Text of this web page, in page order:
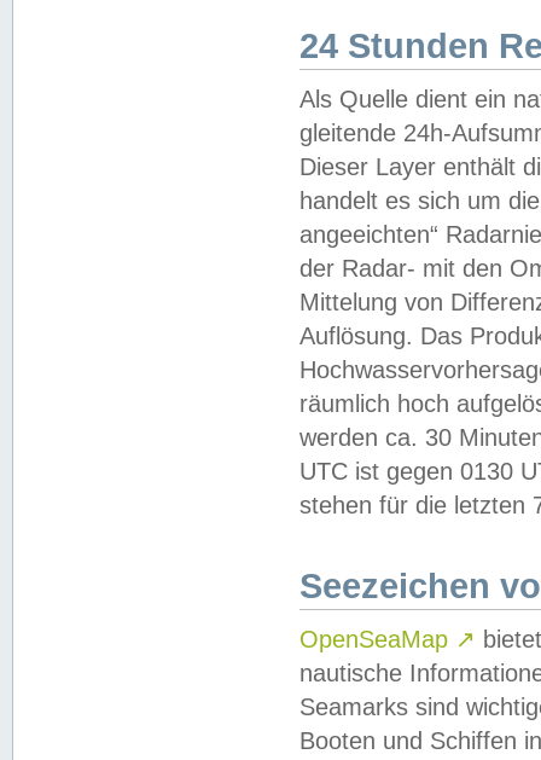
24 Stunden
Als Quelle dient ein
gleitende 24h-
Dieser Layer enthält
handelt es sich um
angeeichten“
der Radar- mit den
Mittelung von
Auflösung. Das
räumlich hoch
werden ca. 30
UTC ist gegen 0130
stehen für die letzten
Seezeichen
OpenSeaMap ↗
nautische
Seamarks sind
Booten und Schiffen